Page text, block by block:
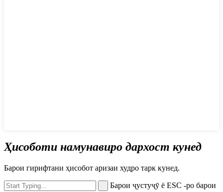
Ҳисоботи намунавиро дархост кунед
Барои гирифтани ҳисобот аризаи худро тарк кунед.
Барои ҷустуҷӯ ё ESC -ро барои